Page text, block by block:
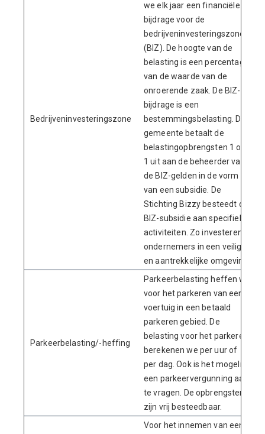
Bedrijveninvesteringszone
we elk jaar een financiële
bijdrage voor de
bedrijveninvesteringszone
(BIZ). De hoogte van de
belasting is een percentage
van de waarde van de
onroerende zaak. De BIZ-
bijdrage is een
bestemmingsbelasting. De
gemeente betaalt de
belastingopbrengsten 1 op
1 uit aan de beheerder van
de BIZ-gelden in de vorm
van een subsidie. De
Stichting Bizzy besteedt de
BIZ-subsidie aan specifieke
activiteiten. Zo investeren
ondernemers in een veilige
en aantrekkelijke omgeving.
Parkeerbelasting/-heffing
Parkeerbelasting heffen we
voor het parkeren van een
voertuig in een betaald
parkeren gebied. De
belasting voor het parkeren
berekenen we per uur of
per dag. Ook is het mogelijk
een parkeervergunning aan
te vragen. De opbrengsten
zijn vrij besteedbaar.
Voor het innemen van een